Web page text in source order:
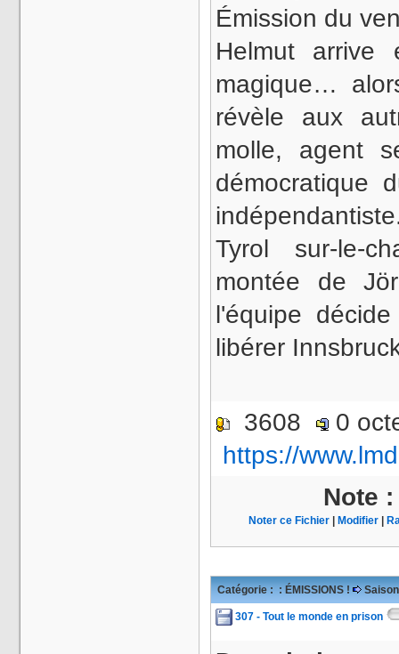
Émission du
Helmut
magique…
révèle aux
molle, agent
démocratique
Tyrol sur-le-
montée de
l'équipe
libérer
3608
0
https://
Note
Noter ce Fichier Modifier
Catégorie : : ÉMISSIONS !
307 - Tout le monde en prison